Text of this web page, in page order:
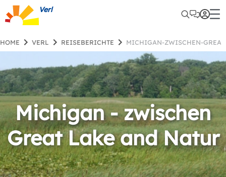
Verl
HOME VERL REISEBERICHTE MICHIGAN-ZWISCHEN-
Michigan - zwischen
Great Lake and Natur